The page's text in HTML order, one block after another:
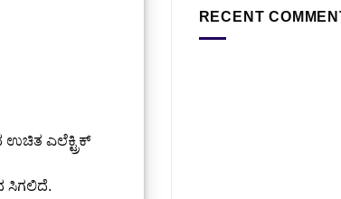
ಉಚಿತ ಎಲೆಕ್ಟ್ರಿಕ್
ಸಿಗಲಿದೆ.
RECENT